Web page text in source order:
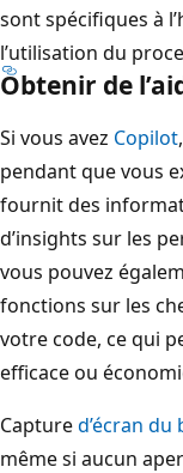
sont spécifiques à
l’utilisation du
Obtenir de
Si vous avez Copilot
pendant que vous
fournit des
d’insights sur les
vous pouvez
fonctions sur les
votre code, ce qui
efficace ou
Captured’écran
même si aucun